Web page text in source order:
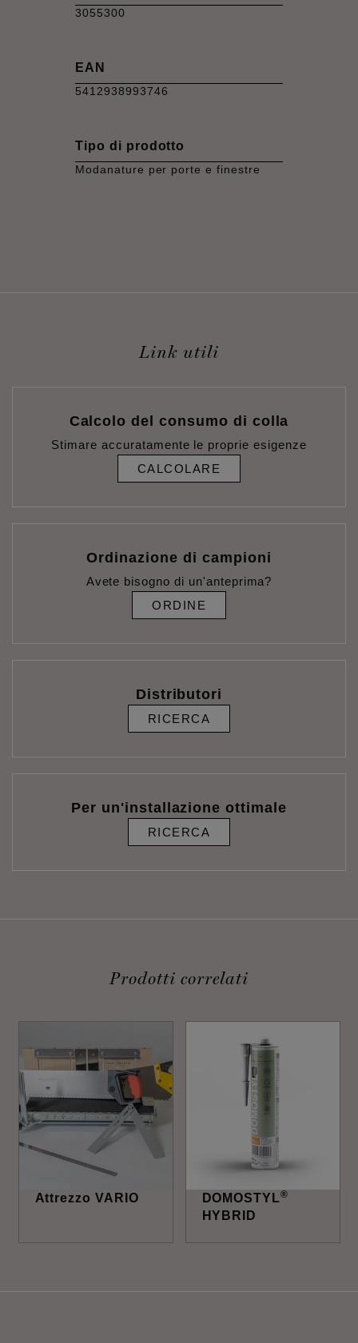
3055300
EAN
5412938993746
Tipo di prodotto
Modanature per porte e finestre
Link utili
Calcolo del consumo di colla
Stimare accuratamente le proprie esigenze
CALCOLARE
Ordinazione di campioni
Avete bisogno di un'anteprima?
ORDINE
Distributori
RICERCA
Per un'installazione ottimale
RICERCA
Prodotti correlati
Attrezzo VARIO DOMOSTYL®
HYBRID